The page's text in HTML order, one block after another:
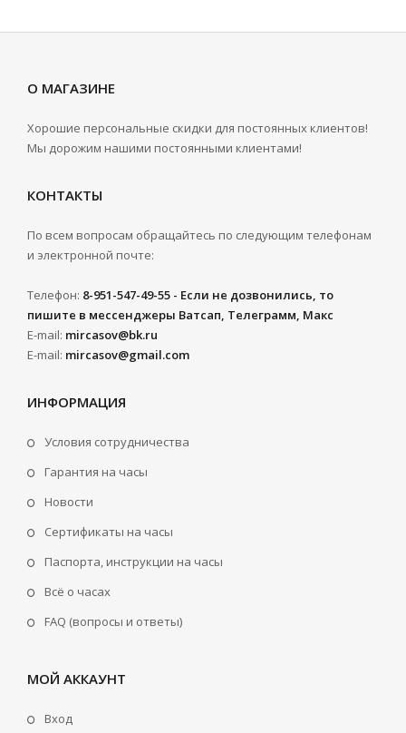
О МАГАЗИНЕ
Хорошие персональные скидки для постоянных клиентов!
Мы дорожим нашими постоянными клиентами!
КОНТАКТЫ
По всем вопросам обращайтесь по следующим телефонам
и электронной почте:
Телефон: 8-951-547-49-55 - Если не дозвонились, то
пишите в мессенджеры Ватсап, Телеграмм, Макс
E-mail: mircasov@bk.ru
E-mail: mircasov@gmail.com
ИНФОРМАЦИЯ
Условия сотрудничества
Гарантия на часы
Новости
Сертификаты на часы
Паспорта, инструкции на часы
Всё о часах
FAQ (вопросы и ответы)
МОЙ АККАУНТ
Вход